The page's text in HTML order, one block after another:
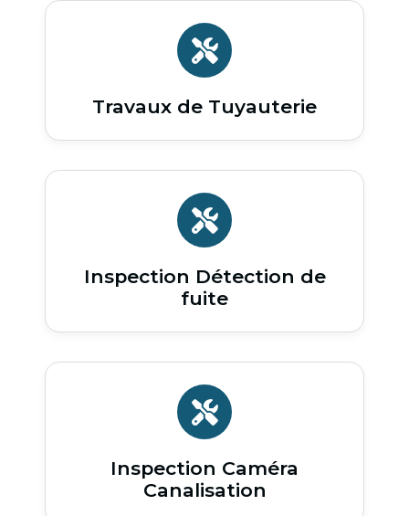
Travaux de Tuyauterie
Inspection Détection de
fuite
Inspection Caméra
Canalisation